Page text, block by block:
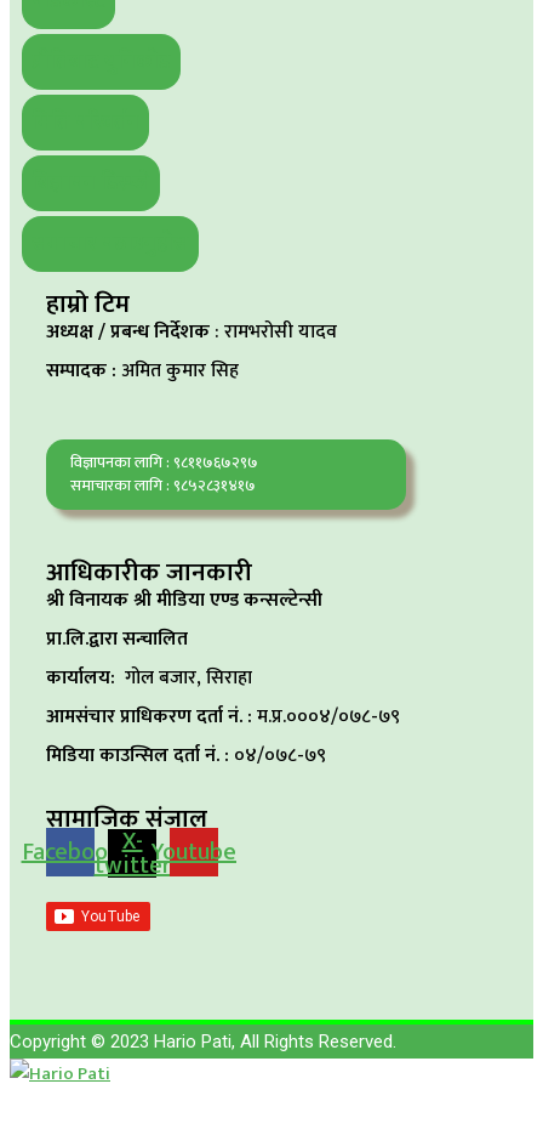
हाम्रो टिम
अध्यक्ष / प्रबन्ध निर्देशक: रामभरोसी यादव
सम्पादक :अमित कुमार सिह
विज्ञापनका लागि : ९८११७६७२९७
समाचारका लागि : ९८५२८३१४१७
आधिकारीक जानकारी
श्री विनायक श्री मीडिया एण्ड कन्सल्टेन्सी
प्रा.लि.द्वारा सन्चालित
कार्यालय: गोल बजार, सिराहा
आमसंचार प्राधिकरण दर्ता नं. :म.प्र.०००४/०७८-७९
मिडिया काउन्सिल दर्ता नं. : ०४/०७८-७९
सामाजिक संजाल
FacebookX-
twitterYoutube
Copyright © 2023 Hario Pati, All Rights Reserved.